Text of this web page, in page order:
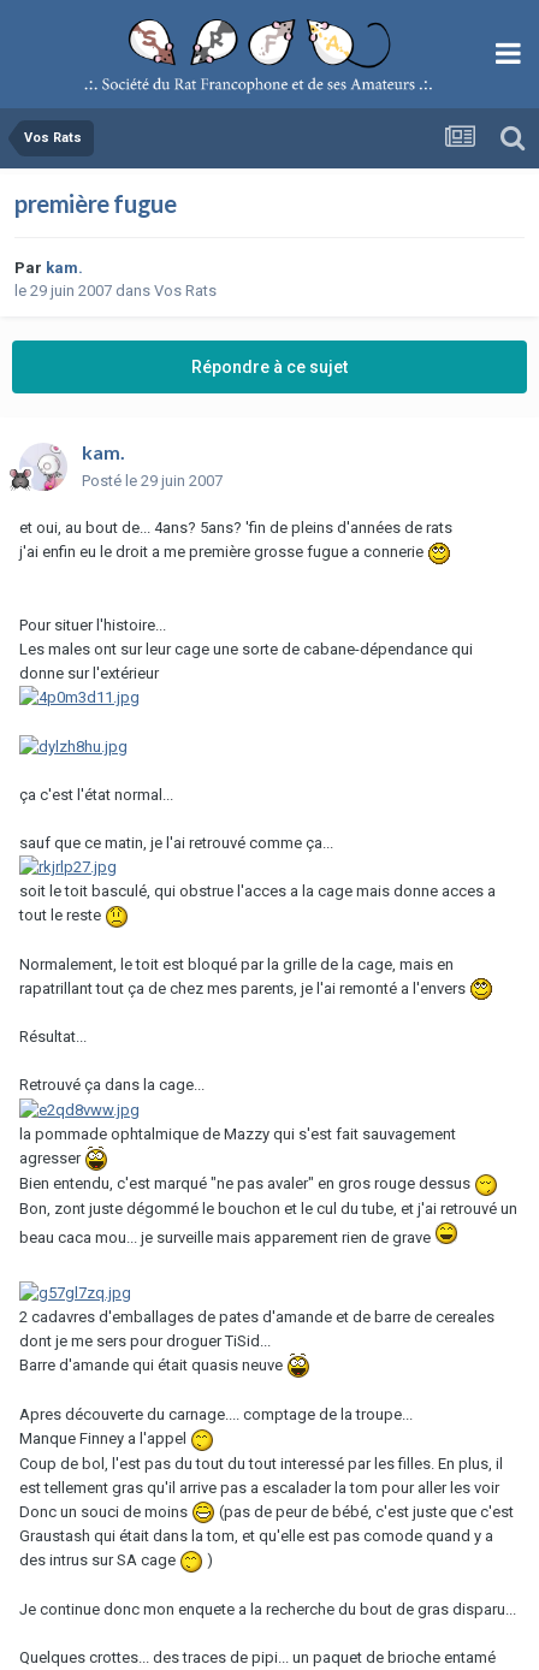
Vos Rats
première fugue
Par kam.
le 29 juin 2007 dans Vos Rats
Répondre à ce sujet
kam.
Posté le 29 juin 2007
et oui, au bout de... 4ans? 5ans? 'fin de pleins d'années de rats
j'ai enfin eu le droit a me première grosse fugue a connerie
Pour situer l'histoire...
Les males ont sur leur cage une sorte de cabane-dépendance qui
donne sur l'extérieur
ça c'est l'état normal...
sauf que ce matin, je l'ai retrouvé comme ça...
soit le toit basculé, qui obstrue l'acces a la cage mais donne acces a
tout le reste
Normalement, le toit est bloqué par la grille de la cage, mais en
rapatrillant tout ça de chez mes parents, je l'ai remonté a l'envers
Résultat...
Retrouvé ça dans la cage...
la pommade ophtalmique de Mazzy qui s'est fait sauvagement
agresser
Bien entendu, c'est marqué "ne pas avaler" en gros rouge dessus
Bon, zont juste dégommé le bouchon et le cul du tube, et j'ai retrouvé un
beau caca mou... je surveille mais apparement rien de grave
2 cadavres d'emballages de pates d'amande et de barre de cereales
dont je me sers pour droguer TiSid...
Barre d'amande qui était quasis neuve
Apres découverte du carnage.... comptage de la troupe...
Manque Finney a l'appel
Coup de bol, l'est pas du tout du tout interessé par les filles. En plus, il
est tellement gras qu'il arrive pas a escalader la tom pour aller les voir
Donc un souci de moins
(pas de peur de bébé, c'est juste que c'est
Graustash qui était dans la tom, et qu'elle est pas comode quand y a
des intrus sur SA cage
)
Je continue donc mon enquete a la recherche du bout de gras disparu...
Quelques crottes... des traces de pipi... un paquet de brioche entamé